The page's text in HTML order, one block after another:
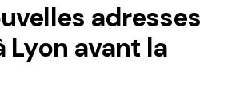
adresses
Lyon avant la